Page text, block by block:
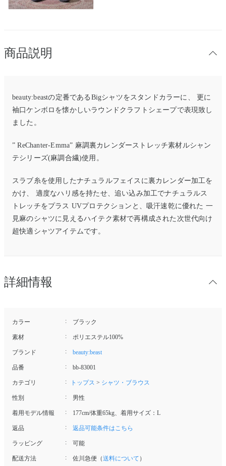
商品説明
beauty:beastの定番であるBigシャツをスタンドカラーに、 更に
袖口ケンボロを懐かしいラウンドクラフトシェープで表現致し
ました。
” ReChanter-Emma” 麻調裏カレンダーストレッチ素材ルシャン
テシリーズ(麻調合繊)使用。
スラブ糸を使用したナチュラルフェイスに裏カレンダー加工を
かけ、 適度なハリ感を持たせ、追い込み加工でナチュラルス
トレッチをプラス UVプロテクションと、吸汗速乾に優れた 一
見麻のシャツに見えるハイテク素材で再構成された次世代向け
超快適シャツアイテムです。
詳細情報
カラー ブラック
素材 ポリエステル100%
ブランド beauty:beast
品番 bb-83001
カテゴリ トップス > シャツ・ブラウス
性別 男性
着用モデル情報 177cm/体重65kg、着用サイズ：L
返品 返品可能条件はこちら
ラッピング 可能
配送方法 佐川急便（送料について ）